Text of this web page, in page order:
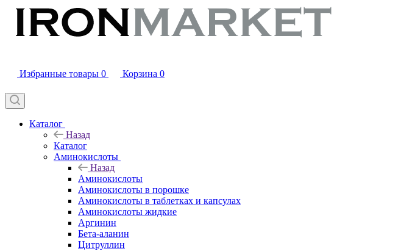
Избранные товары 0 Корзина 0
Каталог
Назад
Каталог
Аминокислоты
Назад
Аминокислоты
Аминокислоты в порошке
Аминокислоты в таблетках и капсулах
Аминокислоты жидкие
Аргинин
Бета-аланин
Цитруллин